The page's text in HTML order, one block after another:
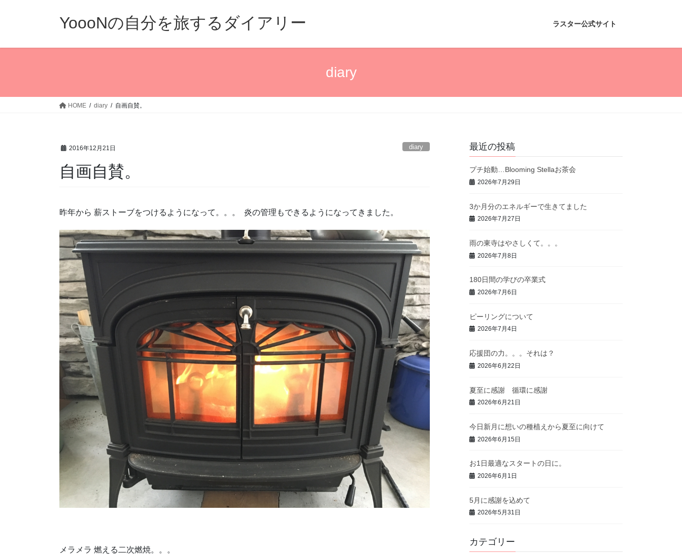
YoooNの自分を旅するダイアリー ラスター公式サイト
diary
HOME diary 自画自賛。
2016年12月21日 diary
自画自賛。
昨年から 薪ストーブをつけるようになって。。。 炎の管理もできるようになってきました。
メラメラ 燃える二次燃焼。。。
最近の投稿
プチ始動…Blooming Stellaお茶会
2026年7月29日
3か月分のエネルギーで生きてました
2026年7月27日
雨の東寺はやさしくて。。。
2026年7月8日
180日間の学びの卒業式
2026年7月6日
ピーリングについて
2026年7月4日
応援団の力。。。それは？
2026年6月22日
夏至に感謝 循環に感謝
2026年6月21日
今日新月に想いの種植えから夏至に向けて
2026年6月15日
お1日最適なスタートの日に。
2026年6月1日
5月に感謝を込めて
2026年5月31日
カテゴリー